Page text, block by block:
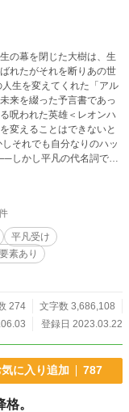
の幕を閉じた大樹は、生
れたがそれを断りあの世
来を綴った予言書であっ
呪われた英雄＜レオンハ
変えることはできないと
しかし平凡の代名詞であ
……？ 少年マンガ
コツ書いていたら物凄い
とにしました。 （後
ゃん）平凡、攻ヤンデ
ると幸いです。 また
設定も作者の無知ゆえの
下さい。
平凡受け
素あり
274
文字数 3,686,108
登録日 2023.03.22
気に入り追加 787
。